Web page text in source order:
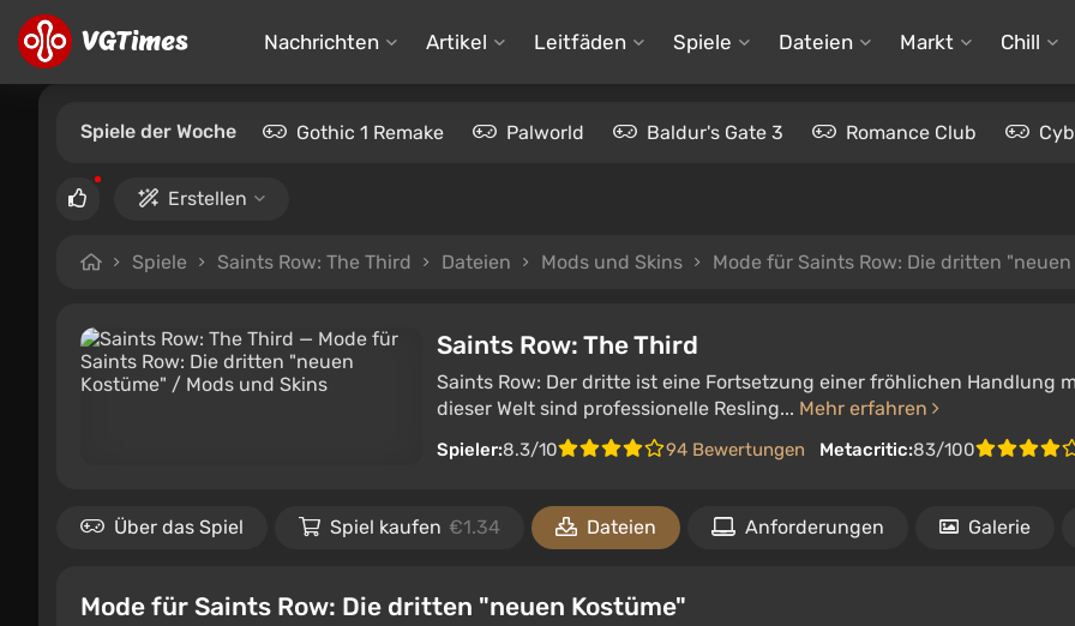
Nachrichten Artikel Leitfäden Spiele Dateien Markt Chill
Spiele der Woche Gothic 1 Remake Palworld Baldur's Gate 3 Romance Club
Erstellen
Spiele Saints Row: The Third Dateien Mods und Skins Mode für Saints Row: Die dritten
Saints Row: The Third
Saints Row: Der dritte ist eine Fortsetzung einer fröhlichen Handlung
dieser Welt sind professionelle Resling... Mehr erfahren
Spieler:8.3/10 94 Bewertungen Metacritic:83/100
Über das Spiel Spiel kaufen €1.34 Dateien Anforderungen Galerie
Mode für Saints Row: Die dritten "neuen Kostüme"